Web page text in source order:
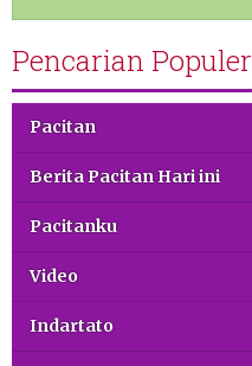
Pencarian Populer
Pacitan
Berita Pacitan Hari ini
Pacitanku
Video
Indartato